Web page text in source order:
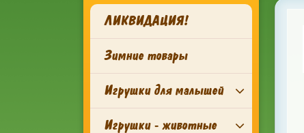
ЛИКВИДАЦИЯ!
Зимние товары
Игрушки для малышей
Игрушки - животные